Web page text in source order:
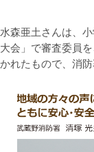
水森亜土さんは、
大会」で審査委員
かれたもので、消